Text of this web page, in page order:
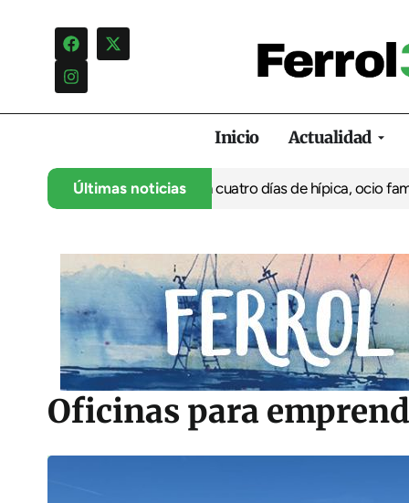
Inicio Actualidad
Últimas noticias
35º aniversario con cuatro días de hípica, ocio familiar y
Oficinas para